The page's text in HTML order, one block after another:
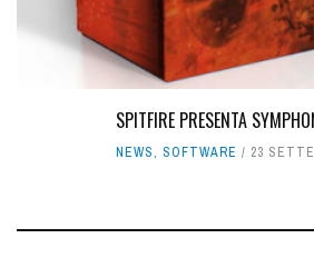
SPITFIRE PRESENTA
NEWS, SOFTWARE 23